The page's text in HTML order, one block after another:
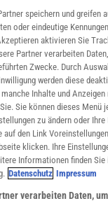
Onlinewerbung
speichern und greifen
oder eindeutige
aktivieren Sie
Partner verarbeiten
Zwecke. Durch
werden diese
Inhalte und
Sie können dieses Menü
zu ändern oder Ihre
auf den Link
klicken. Ihre
Informationen finden Sie
Datenschutz Impressum
verarbeiten Daten,